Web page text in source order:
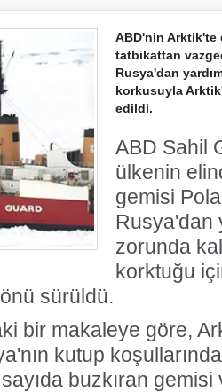
ABD'nin Arktik'te
tatbikattan
Rusya'dan
korkusuyla
edildi.
ABD Sahil
ülkenin
gemisi
Rusya'dan
zorunda
korktuğu
sürüldü.
bir makaleye göre,
kutup
buzkıran gemisi